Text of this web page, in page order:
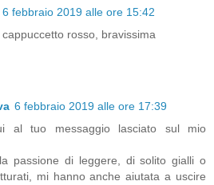
6 febbraio 2019 alle ore 15:42
rosso, bravissima
6 febbraio 2019 alle ore 17:39
al tuo messaggio lasciato sul mio
passione di leggere, di solito gialli o
mi hanno anche aiutata a uscire